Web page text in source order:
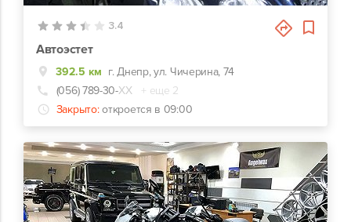
3.4
Автоэстет
392.5 км г. Днепр, ул. Чичерина, 74
(056) 789-30-ХХ
+ еще 2
Закрыто: откроется в 09:00